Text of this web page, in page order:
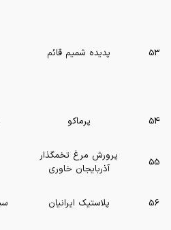
53 پدیده شمیم قائم
54 پرماکو
55
پرورش مرغ تخمگذار
آذربایجان خاوری
56 پلاستیک ایرانیان